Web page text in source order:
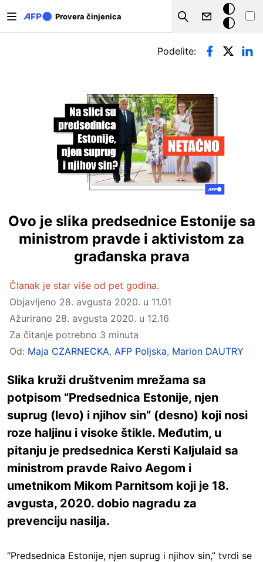
Provera činjenica
Search
Tamna
pozadina
Примарни табови
Podelite:
Ovo je slika predsednice Estonije sa
ministrom pravde i aktivistom za
građanska prava
Članak je star više od pet godina.
Objavljeno 28. avgusta 2020. u 11.01
Ažurirano 28. avgusta 2020. u 12.16
Za čitanje potrebno 3 minuta
Od: Maja CZARNECKA, AFP Poljska, Marion DAUTRY
Slika kruži društvenim mrežama sa
potpisom “Predsednica Estonije, njen
suprug (levo) i njihov sin” (desno) koji nosi
roze haljinu i visoke štikle. Međutim, u
pitanju je predsednica Kersti Kaljulaid sa
ministrom pravde Raivo Aegom i
umetnikom Mikom Parnitsom koji je 18.
avgusta, 2020. dobio nagradu za
prevenciju nasilja.
“Predsednica Estonije, njen suprug i njihov sin,” tvrdi se